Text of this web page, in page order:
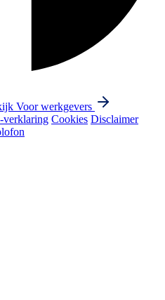
Voor werkgevers
verklaring Cookies Disclaimer